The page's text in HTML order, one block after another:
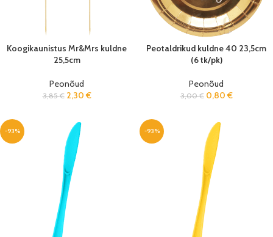
Koogikaunistus Mr&Mrs kuldne
25,5cm
Peonõud
3,85€ 2,30 €
Peotaldrikud kuldne 40 23,5cm
(6 tk/pk)
Peonõud
3,00€ 0,80 €
-93% -93%